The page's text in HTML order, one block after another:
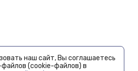
наш сайт, Вы соглашаетесь
файлов (cookie-файлов) в